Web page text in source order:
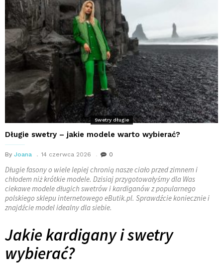
Swetry długie
Długie swetry – jakie modele warto wybierać?
By Joana 14 czerwca 2026 0
Długie fasony o wiele lepiej chronią nasze ciało przed zimnem i
chłodem niż krótkie modele. Dzisiaj przygotowałyśmy dla Was
ciekawe modele długich swetrów i kardiganów z popularnego
polskiego sklepu internetowego eButik.pl. Sprawdźcie koniecznie i
znajdźcie model idealny dla siebie.
Jakie kardigany i swetry
wybierać?